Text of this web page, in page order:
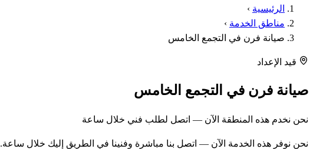
الرئيسية ›
مناطق الخدمة ›
صيانة فرن في التجمع الخامس
قيد الإعداد
صيانة فرن في التجمع الخامس
نحن نخدم هذه المنطقة الآن — اتصل لطلب فني خلال ساعة
نحن نوفر هذه الخدمة الآن — اتصل بنا مباشرة وفنينا في الطريق إليك خلال ساعة.